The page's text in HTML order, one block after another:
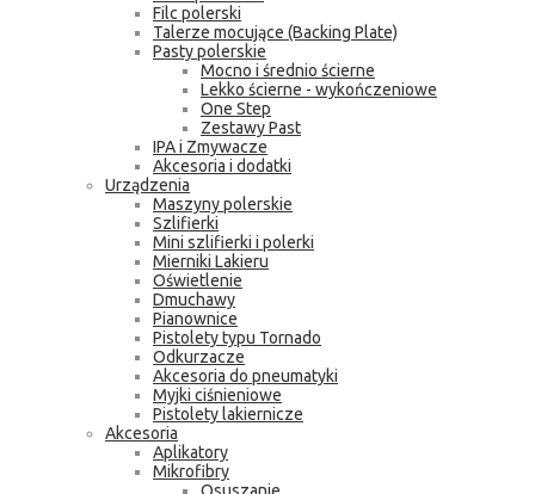
Filc polerski
Talerze mocujące (Backing Plate)
Pasty polerskie
Mocno i średnio ścierne
Lekko ścierne - wykończeniowe
One Step
Zestawy Past
IPA i Zmywacze
Akcesoria i dodatki
Urządzenia
Maszyny polerskie
Szlifierki
Mini szlifierki i polerki
Mierniki Lakieru
Oświetlenie
Dmuchawy
Pianownice
Pistolety typu Tornado
Odkurzacze
Akcesoria do pneumatyki
Myjki ciśnieniowe
Pistolety lakiernicze
Akcesoria
Aplikatory
Mikrofibry